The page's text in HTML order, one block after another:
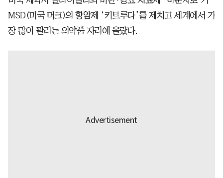
MSD(미국 머크)의 항암제 ‘키트루다’를 제치고 세계에서 가
장 많이 팔리는 의약품 자리에 올랐다.